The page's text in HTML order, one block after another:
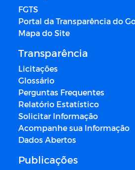
FGTS
Portal da Transparência do
Mapa do Site
Transparência
Licitações
Glossário
Perguntas Frequentes
Relatório Estatístico
Solicitar Informação
Acompanhe sua Informação
Dados Abertos
Publicações